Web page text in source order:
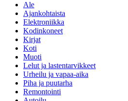
Ale
Ajankohtaista
Elektroniikka
Kodinkoneet
Kirjat
Koti
Muoti
Lelut ja lastentarvikkeet
Urheilu ja vapaa-aika
Piha ja puutarha
Remontointi